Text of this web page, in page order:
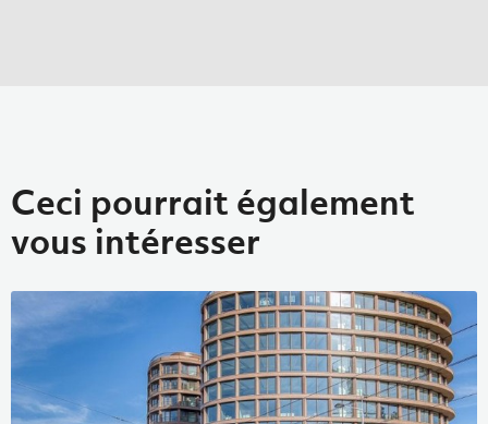
Ceci pourrait également
vous intéresser